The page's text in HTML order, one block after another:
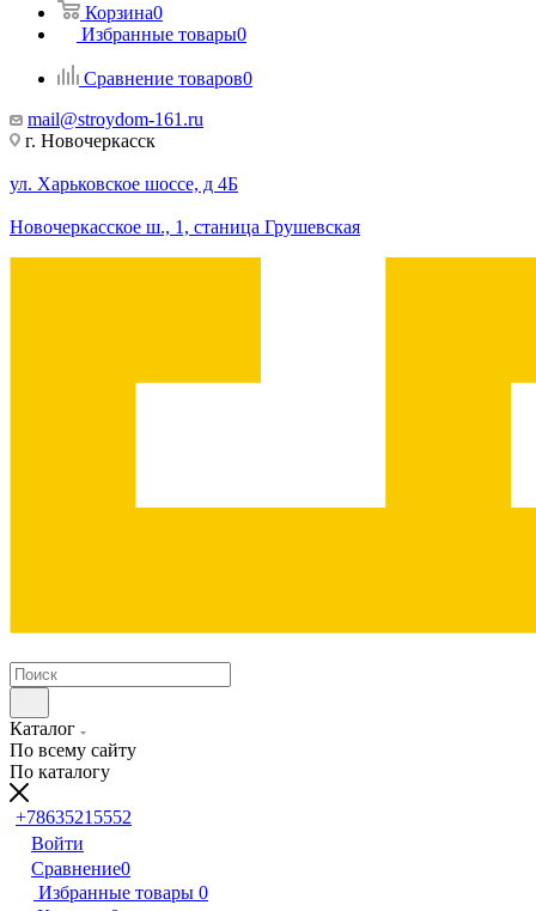
Корзина0
Избранные товары0
Сравнение товаров0
mail@stroydom-161.ru
г. Новочеркасск
ул. Харьковское шоссе, д 4Б
Новочеркасское ш., 1, станица Грушевская
Каталог
По всему сайту
По каталогу
+78635215552
Войти
Сравнение0
Избранные товары 0